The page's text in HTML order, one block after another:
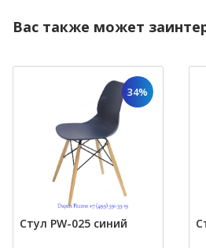
Вас также может
34%
Стул PW-025 синий